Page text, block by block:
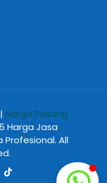
| Harga Pasang
Harga Jasa
All